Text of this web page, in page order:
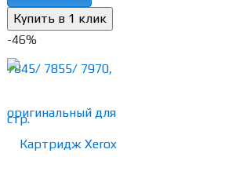
-46%